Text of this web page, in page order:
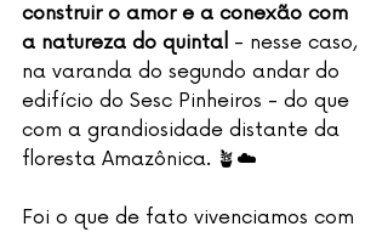
construir o amor e a conexão com
a natureza do quintal - nesse caso,
na varanda do segundo andar do
edifício do Sesc Pinheiros - do que
com a grandiosidade distante da
floresta Amazônica. 🪴☁️
Foi o que de fato vivenciamos com